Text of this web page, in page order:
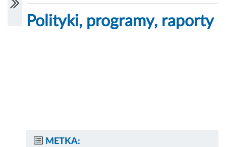
Polityki, programy, raporty
METKA: